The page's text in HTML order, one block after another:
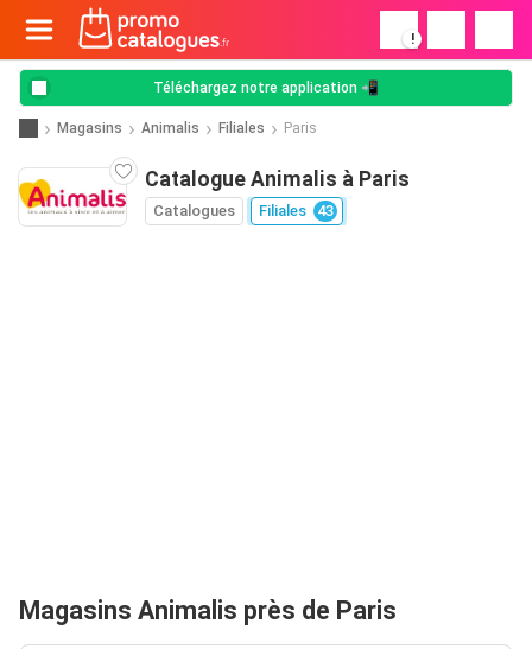
!
Téléchargez notre application 📲
Magasins Animalis Filiales Paris
Catalogue Animalis à Paris
Catalogues Filiales 43
Magasins Animalis près de Paris